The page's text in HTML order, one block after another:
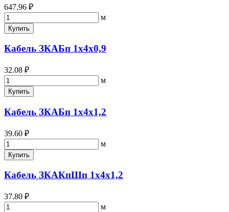
647.96 ₽
м
Купить
Кабель ЗКАБп 1х4х0,9
32.08 ₽
м
Купить
Кабель ЗКАБп 1х4х1,2
39.60 ₽
м
Купить
Кабель ЗКАКпШп 1х4х1,2
37.80 ₽
м